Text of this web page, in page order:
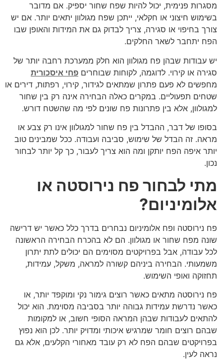
מסגרות פנימית, יכול להיות שפח שחור יספיק. אם מדובר
בשימוש חיצוני או חקלאי, ייתכן שפח מגולוון יתאים יותר. אם יש
צורך בחיפוי או סגירה, צריך לבדוק גם את המידות והאופן שבו
הפח יתחבר לשאר החלקים.
יש עבודות שבהן פח מגולוון הוא חלק ממערכת רחבה יותר של
סגירה או קירוי. לדוגמה, לקוחות שבוחרים פחי איסכורית
מחפשים לא פעם פתרון שמתאים לגידור, קירוי, רפתות, דירים או
שטחים תפעוליים. במקרים כאלה הבחירה אינה רק בין שחור
למגולוון, אלא בין פתרונות פח שונים לפי מה שהשטח דורש.
בסופו של דבר, ההבדל בין פח שחור למגולוון אינו רק צבע או
מראה. זה הבדל של שימוש, סביבה ועבודה. ככל שמבינים טוב
יותר איפה הפח יותקן ומה הוא צריך לעבור, כך קל יותר לבחור
נכון.
מתי לבחור פח נירוסטה או
אלומיניום?
פח נירוסטה ופח אלומיניום נבחרים בדרך כלל כאשר יש דרישה
שונה מפח שחור או מגולוון. הם לא בהכרח הבחירה הראשונה
לכל עבודה, אבל בפרויקטים מסוימים הם יכולים לתת יתרון
משמעותי. הבחירה ביניהם קשורה למראה, משקל, עמידות,
תחזוקה ואופי השימוש.
פח נירוסטה מתאים כאשר רוצים גימור נקי ומוקפד יותר, או
כאשר נדרשת עמידות גבוהה יותר בסביבה מסוימת. הוא יכול
להתאים לעבודות שבהן המראה הסופי חשוב, או למקומות
שבהם רוצים חומר שמרגיש איכותי ומדויק יותר. לכן הוא נפוץ
בפרויקטים שבהם הפח לא רק עובד מאחורי הקלעים, אלא גם
נראה לעין.